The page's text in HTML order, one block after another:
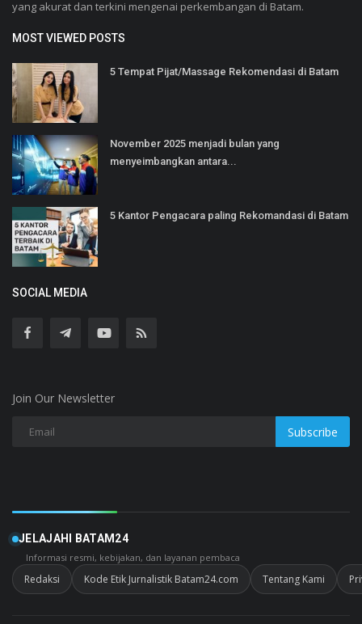
yang akurat dan terkini mengenai perkembangan di Batam.
MOST VIEWED POSTS
5 Tempat Pijat/Massage Rekomendasi di Batam
November 2025 menjadi bulan yang
menyeimbangkan antara...
5 Kantor Pengacara paling Rekomandasi di Batam
SOCIAL MEDIA
Join Our Newsletter
Subscribe
JELAJAHI BATAM24
Informasi resmi, kebijakan, dan layanan pembaca
Redaksi Kode Etik Jurnalistik Batam24.com Tentang Kami